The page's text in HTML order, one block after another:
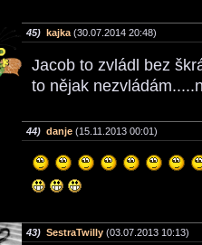
45) kajka (30.07.2014 20:48)
Jacob to zvládl bez
to nějak
44) danje (15.11.2013 00:01)
43) SestraTwilly (03.07.2013 10:13)